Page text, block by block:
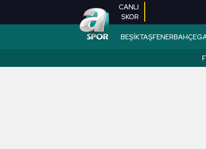
CANLI
SKOR
BEŞİKTAŞFENERBAHÇE